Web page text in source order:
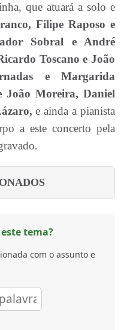
que atuará a solo e
Filipe Raposo e
Sobral e André
Toscano e João
e Margarida
João Moreira, Daniel
e ainda a pianista
a este concerto pela
tema?
com o assunto e